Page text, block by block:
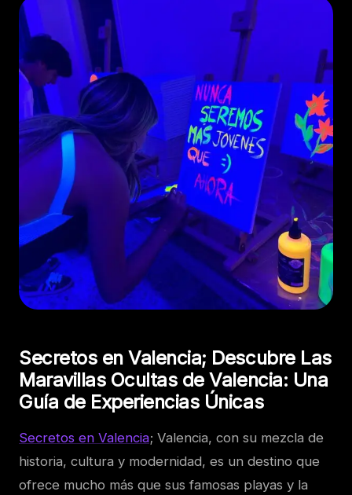
Secretos en Valencia; Descubre Las
Maravillas Ocultas de Valencia: Una
Guía de Experiencias Únicas
Secretos en Valencia; Valencia, con su mezcla de
historia, cultura y modernidad, es un destino que
ofrece mucho más que sus famosas playas y la